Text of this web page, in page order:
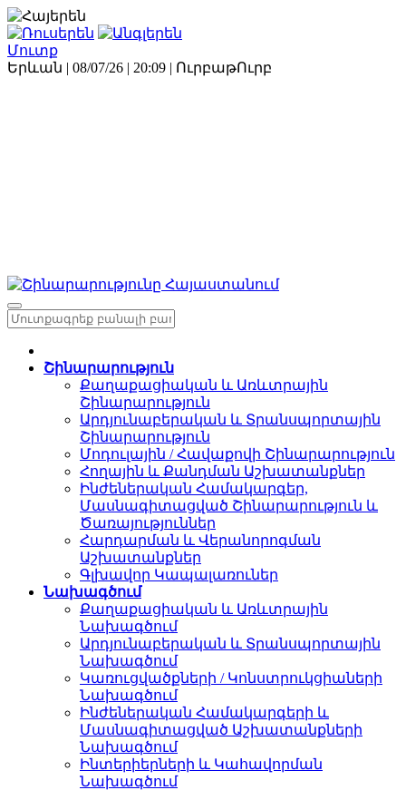
Մուտք
Երևան | 08/07/26 | 20:09 | ՈւրբաթՈւրբ
Շինարարություն
Քաղաքացիական և Առևտրային
Շինարարություն
Արդյունաբերական և Տրանսպորտային
Շինարարություն
Մոդուլային / Հավաքովի Շինարարություն
Հողային և Քանդման Աշխատանքներ
Ինժեներական Համակարգեր,
Մասնագիտացված Շինարարություն և
Ծառայություններ
Հարդարման և Վերանորոգման
Աշխատանքներ
Գլխավոր Կապալառուներ
Նախագծում
Քաղաքացիական և Առևտրային
Նախագծում
Արդյունաբերական և Տրանսպորտային
Նախագծում
Կառուցվածքների / Կոնստրուկցիաների
Նախագծում
Ինժեներական Համակարգերի և
Մասնագիտացված Աշխատանքների
Նախագծում
Ինտերիերների և Կահավորման
Նախագծում